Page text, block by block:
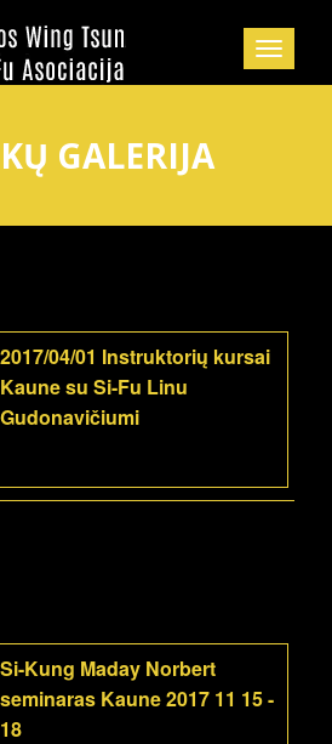
GALERIJA
2017/04/01 Instruktorių kursai
Kaune su Si-Fu Linu
Gudonavičiumi
Si-Kung Maday Norbert
seminaras Kaune 2017 11 15 -
18